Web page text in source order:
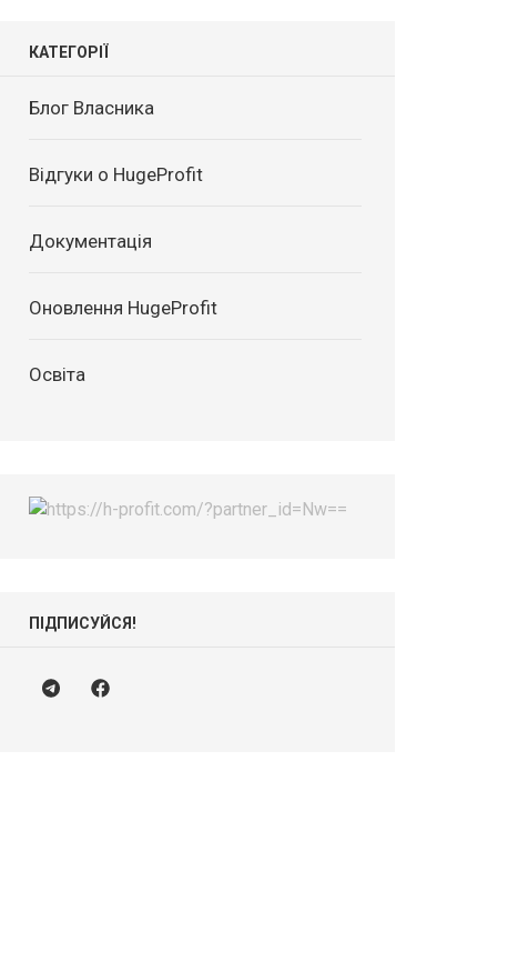
КАТЕГОРІЇ
Блог Власника
Відгуки о HugeProfit
Документація
Оновлення HugeProfit
Освіта
ПІДПИСУЙСЯ!